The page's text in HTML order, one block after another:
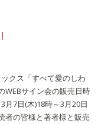
クス「すべて愛のしわ
WEBサイン会の販売日時
月7日(木)18時～3月20日
者の皆様と著者様と販売